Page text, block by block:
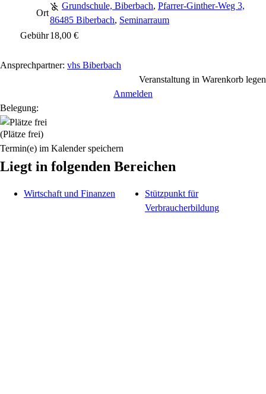
Ort
Grundschule, Biberbach, Pfarrer-Ginther-Weg 3,
86485 Biberbach, Seminarraum
Gebühr18,00 €
Ansprechpartner: vhs Biberbach
Veranstaltung in Warenkorb legen
Anmelden
Belegung:
(Plätze frei)
Termin(e) im Kalender speichern
Liegt in folgenden Bereichen
Wirtschaft und Finanzen
Stützpunkt für
Verbraucherbildung